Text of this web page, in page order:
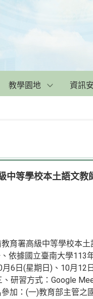
教學園地 資訊
中等學校本土語文
育署高級中等學校本
依據國立臺南大學
6日(星期日)、10月
研習方式：Google
加：(一)教育部主管